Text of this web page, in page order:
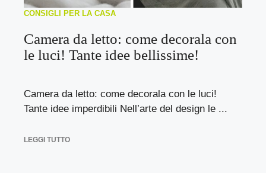
CONSIGLI PER LA CASA
Camera da letto: come decorala con
le luci! Tante idee bellissime!
Camera da letto: come decorala con le luci!
Tante idee imperdibili Nell’arte del design le ...
LEGGI TUTTO